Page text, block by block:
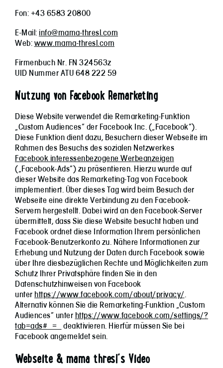
Fon: +43 6583 20800
E-Mail: info@mama-thresl.com
Web: www.mama-thresl.com
Firmenbuch Nr. FN 324563z
UID Nummer ATU 648 222 59
Nutzung von Facebook Remarketing
Diese Website verwendet die Remarketing-Funktion
„Custom Audiences“ der Facebook Inc. („Facebook“).
Diese Funktion dient dazu, Besuchern dieser Webseite im
Rahmen des Besuchs des sozialen Netzwerkes
Facebook interessenbezogene Werbeanzeigen
(„Facebook-Ads“) zu präsentieren. Hierzu wurde auf
dieser Website das Remarketing-Tag von Facebook
implementiert. Über dieses Tag wird beim Besuch der
Webseite eine direkte Verbindung zu den Facebook-
Servern hergestellt. Dabei wird an den Facebook-Server
übermittelt, dass Sie diese Website besucht haben und
Facebook ordnet diese Information Ihrem persönlichen
Facebook-Benutzerkonto zu. Nähere Informationen zur
Erhebung und Nutzung der Daten durch Facebook sowie
über Ihre diesbezüglichen Rechte und Möglichkeiten zum
Schutz Ihrer Privatsphäre finden Sie in den
Datenschutzhinweisen von Facebook
unter https://www.facebook.com/about/privacy/.
Alternativ können Sie die Remarketing-Funktion „Custom
Audiences“ unter https://www.facebook.com/settings/?
tab=ads#_=_
deaktivieren. Hierfür müssen Sie bei
Facebook angemeldet sein.
Webseite & mama thresl´s Video